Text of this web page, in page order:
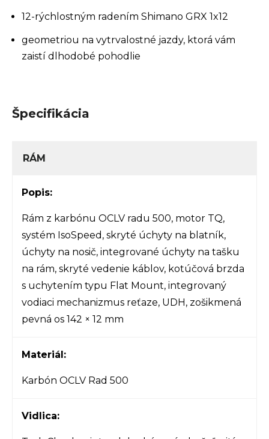
12-rýchlostným radením Shimano GRX 1x12
geometriou na vytrvalostné jazdy, ktorá vám
zaistí dlhodobé pohodlie
Špecifikácia
RÁM
Popis:
Rám z karbónu OCLV radu 500, motor TQ,
systém IsoSpeed, skryté úchyty na blatník,
úchyty na nosič, integrované úchyty na tašku
na rám, skryté vedenie káblov, kotúčová brzda
s uchytením typu Flat Mount, integrovaný
vodiaci mechanizmus reťaze, UDH, zošikmená
pevná os 142 × 12 mm
Materiál:
Karbón OCLV Rad 500
Vidlica: